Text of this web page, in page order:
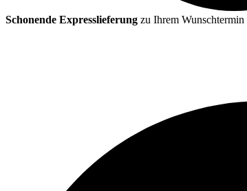
Schonende Expresslieferung zu Ihrem Wunschtermin